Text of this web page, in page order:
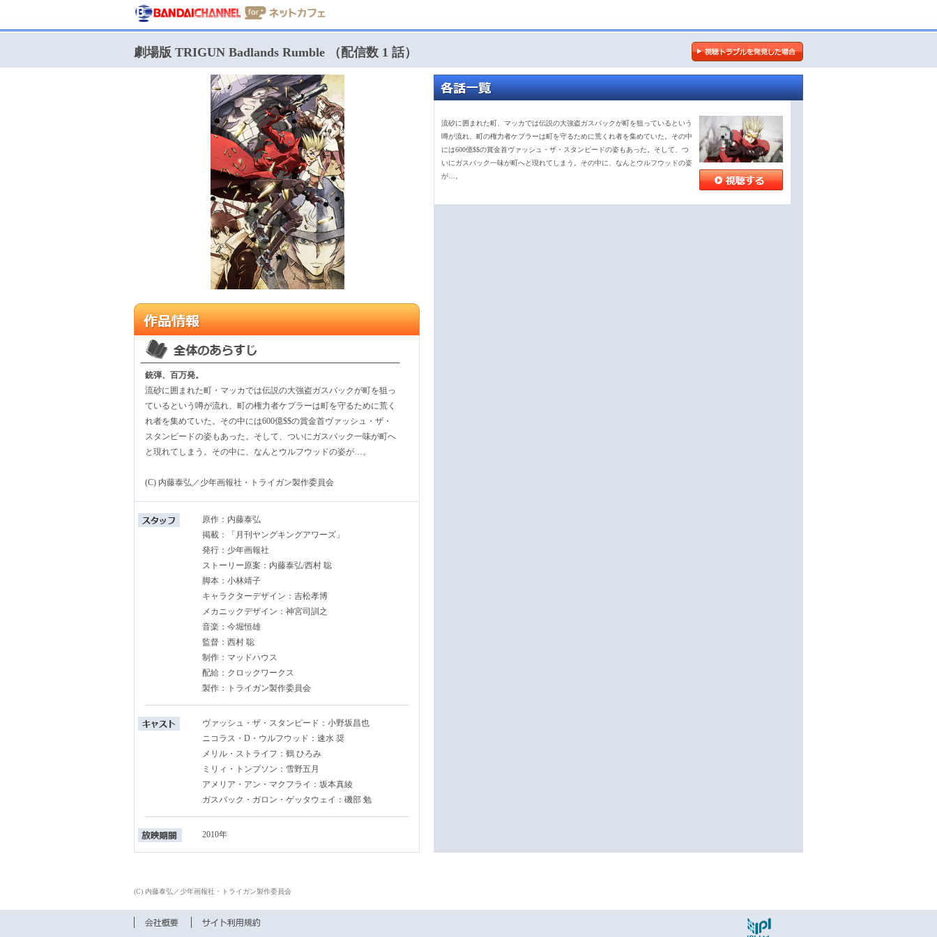
劇場版 TRIGUN Badlands Rumble （配信数 1 話）
銃弾、百万発。
流砂に囲まれた町・マッカでは伝説の大強盗ガスバックが町を狙っ
ているという噂が流れ、町の権力者ケプラーは町を守るために荒く
れ者を集めていた。その中には600億$$の賞金首ヴァッシュ・ザ・
スタンピードの姿もあった。そして、ついにガスバック一味が町へ
と現れてしまう。その中に、なんとウルフウッドの姿が…。
(C) 内藤泰弘／少年画報社・トライガン製作委員会
原作：内藤泰弘
掲載：「月刊ヤングキングアワーズ」
発行：少年画報社
ストーリー原案：内藤泰弘/西村 聡
脚本：小林靖子
キャラクターデザイン：吉松孝博
メカニックデザイン：神宮司訓之
音楽：今堀恒雄
監督：西村 聡
制作：マッドハウス
配給：クロックワークス
製作：トライガン製作委員会
ヴァッシュ・ザ・スタンピード：小野坂昌也
ニコラス・D・ウルフウッド：速水 奨
メリル・ストライフ：鶴 ひろみ
ミリィ・トンプソン：雪野五月
アメリア・アン・マクフライ：坂本真綾
ガスバック・ガロン・ゲッタウェイ：磯部 勉
2010年
流砂に囲まれた町、マッカでは伝説の大強盗ガスバックが町を狙っているという
噂が流れ、町の権力者ケプラーは町を守るために荒くれ者を集めていた。その中
には600億$$の賞金首ヴァッシュ・ザ・スタンピードの姿もあった。そして、つ
いにガスバック一味が町へと現れてしまう。その中に、なんとウルフウッドの姿
が…。
(C) 内藤泰弘／少年画報社・トライガン製作委員会